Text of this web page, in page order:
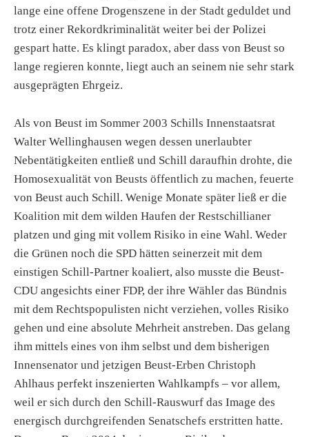
lange eine offene Drogenszene in der Stadt geduldet und
trotz einer Rekordkriminalität weiter bei der Polizei
gespart hatte. Es klingt paradox, aber dass von Beust so
lange regieren konnte, liegt auch an seinem nie sehr stark
ausgeprägten Ehrgeiz.
Als von Beust im Sommer 2003 Schills Innenstaatsrat
Walter Wellinghausen wegen dessen unerlaubter
Nebentätigkeiten entließ und Schill daraufhin drohte, die
Homosexualität von Beusts öffentlich zu machen, feuerte
von Beust auch Schill. Wenige Monate später ließ er die
Koalition mit dem wilden Haufen der Restschillianer
platzen und ging mit vollem Risiko in eine Wahl. Weder
die Grünen noch die SPD hätten seinerzeit mit dem
einstigen Schill-Partner koaliert, also musste die Beust-
CDU angesichts einer FDP, der ihre Wähler das Bündnis
mit dem Rechtspopulisten nicht verziehen, volles Risiko
gehen und eine absolute Mehrheit anstreben. Das gelang
ihm mittels eines von ihm selbst und dem bisherigen
Innensenator und jetzigen Beust-Erben Christoph
Ahlhaus perfekt inszenierten Wahlkampfs – vor allem,
weil er sich durch den Schill-Rauswurf das Image des
energisch durchgreifenden Senatschefs erstritten hatte.